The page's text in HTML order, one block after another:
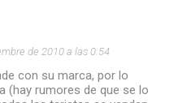
de 2010 a las 0:54
con su marca, por lo
(hay rumores de que se lo